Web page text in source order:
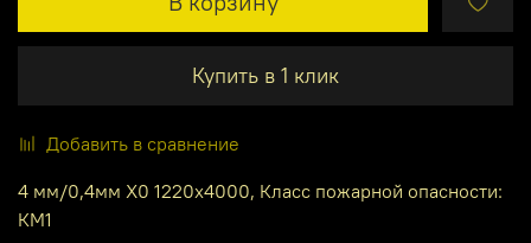
Купить в 1 клик
Добавить в сравнение
4 мм/0,4мм X0 1220х4000, Класс пожарной опасности:
КМ1